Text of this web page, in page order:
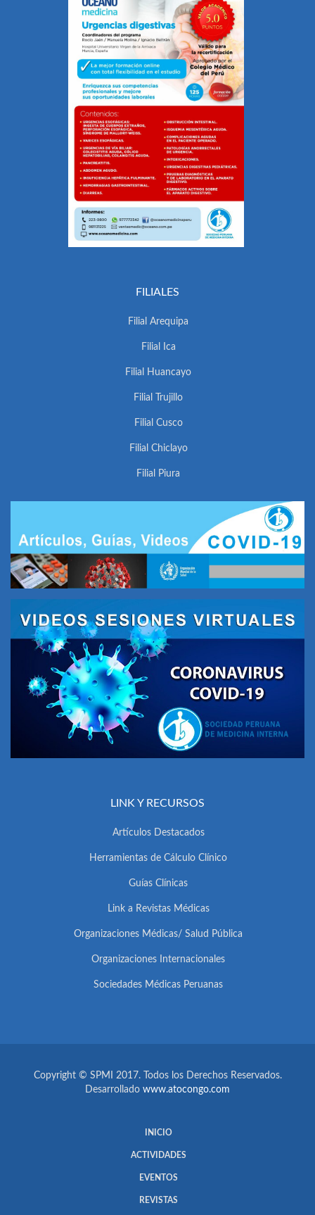
FILIALES
Filial Arequipa
Filial Ica
Filial Huancayo
Filial Trujillo
Filial Cusco
Filial Chiclayo
Filial Piura
LINK Y RECURSOS
Artículos Destacados
Herramientas de Cálculo Clínico
Guías Clínicas
Link a Revistas Médicas
Organizaciones Médicas/ Salud Pública
Organizaciones Internacionales
Sociedades Médicas Peruanas
Copyright © SPMI 2017. Todos los Derechos Reservados.
Desarrollado www.atocongo.com
INICIO
ACTIVIDADES
EVENTOS
REVISTAS